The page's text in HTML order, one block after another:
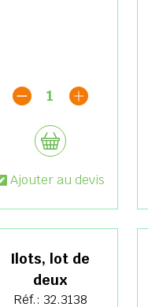
1
Ajouter au devis
Ilots, lot de
deux
Réf.: 32.3138